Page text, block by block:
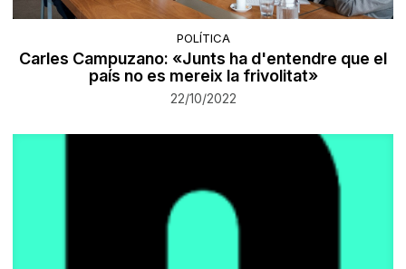
POLÍTICA
Carles Campuzano: «Junts ha d'entendre que el
país no es mereix la frivolitat»
22/10/2022